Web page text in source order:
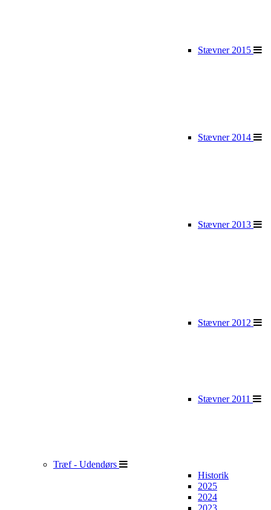
Stævner 2015
Stævner 2014
Stævner 2013
Stævner 2012
Stævner 2011
Træf - Udendørs
Historik
2025
2024
2023